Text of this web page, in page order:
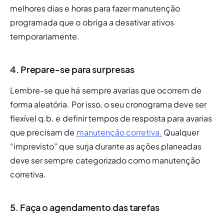
melhores dias e horas para fazer manutenção
programada que o obriga a desativar ativos
temporariamente.
4. Prepare-se para surpresas
Lembre-se que há sempre avarias que ocorrem de
forma aleatória. Por isso, o seu cronograma deve ser
flexível q.b. e definir tempos de resposta para avarias
que precisam de manutenção corretiva. Qualquer
“imprevisto” que surja durante as ações planeadas
deve ser sempre categorizado como manutenção
corretiva.
5. Faça o agendamento das tarefas